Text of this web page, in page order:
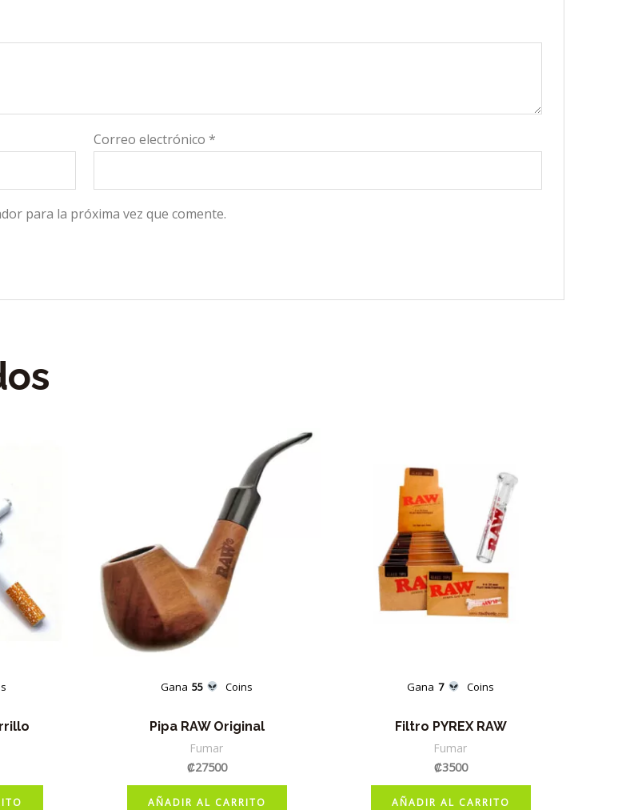
Correo electrónico *
para la próxima vez que comente.
Gana 55 Coins
Pipa RAW Original
Fumar
₡27500
AÑADIR AL CARRITO
Gana 7 Coins
Filtro PYREX RAW
Fumar
₡3500
AÑADIR AL CARRITO